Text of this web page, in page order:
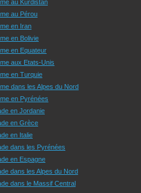
au Kurdistan
au Pérou
en Iran
en Bolivie
en Equateur
aux Etats-Unis
en Turquie
dans les Alpes du Nord
en Pyrénées
en Jordanie
en Grèce
en Italie
dans les Pyrénées
en Espagne
dans les Alpes du Nord
dans le Massif Central